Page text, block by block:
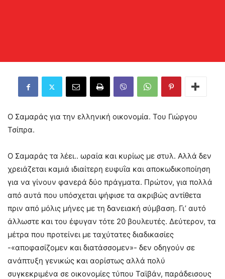
O Σαμαράς για την ελληνική οικονομία. Του Γιώργου
Τσίπρα.
Ο Σαμαράς τα λέει.. ωραία και κυρίως με στυλ. Αλλά δεν
χρειάζεται καμιά ιδιαίτερη ευφυΐα και αποκωδικοποίηση
για να γίνουν φανερά δύο πράγματα. Πρώτον, για πολλά
από αυτά που υπόσχεται ψήφισε τα ακριβώς αντίθετα
πριν από μόλις μήνες με τη δανειακή σύμβαση. Γι’ αυτό
άλλωστε και του έφυγαν τότε 20 βουλευτές. Δεύτερον, τα
μέτρα που προτείνει με ταχύτατες διαδικασίες
-«αποφασίζομεν και διατάσσομεν»- δεν οδηγούν σε
ανάπτυξη γενικώς και αορίστως αλλά πολύ
συγκεκριμένα σε οικονομίες τύπου Ταϊβάν, παράδεισους